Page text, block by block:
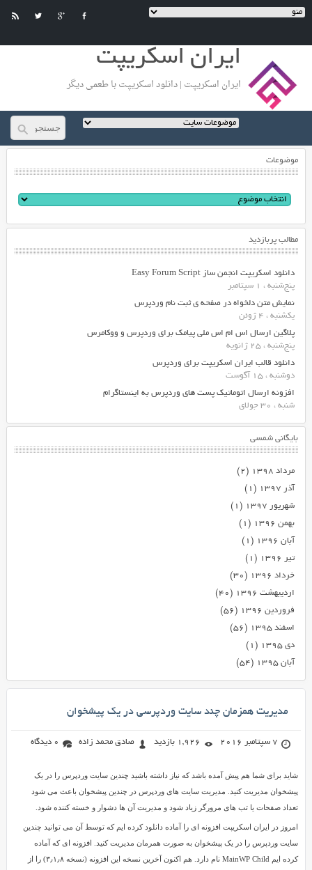
ایران اسکریپت
ایران اسکریپت | دانلود اسکریپت با طعمی دیگر
موضوعات
مطالب پربازدید
دانلود اسکریپت انجمن ساز Easy Forum Script
پنج‌شنبه ، 1 سپتامبر
نمایش متن دلخواه در صفحه ی ثبت نام وردپرس
یکشنبه ، 4 ژوئن
پلاگین ارسال اس ام اس ملی پیامک برای وردپرس و ووکامرس
پنج‌شنبه ، 25 ژانویه
دانلود قالب ایران اسکریپت برای وردپرس
دوشنبه ، 15 آگوست
افزونه ارسال اتوماتیک پست های وردپرس به اینستاگرام
شنبه ، 30 جولای
بایگانی شمسی
مرداد ۱۳۹۸
(۲)
آذر ۱۳۹۷
(۱)
شهریور ۱۳۹۷
(۱)
بهمن ۱۳۹۶
(۱)
آبان ۱۳۹۶
(۱)
تیر ۱۳۹۶
(۱)
خرداد ۱۳۹۶
(۳۰)
اردیبهشت ۱۳۹۶
(۴۰)
فروردین ۱۳۹۶
(۵۶)
اسفند ۱۳۹۵
(۵۶)
دی ۱۳۹۵
(۱)
آبان ۱۳۹۵
(۵۴)
مديريت همزمان چند سايت وردپرسی در يک پيشخوان
7 سپتامبر 2016 1,926 بازدید صادق محمد زاده 0 دیدگاه
شاید برای شما هم پیش آمده باشد که نیاز داشته باشید چندین سایت وردپرس را در یک
پیشخوان مدیریت کنید. مدیریت سایت های وردپرس در چندین پیشخوان باعث می شود
تعداد صفحات یا تب های مرورگر زیاد شود و مدیریت آن ها دشوار و خسته کننده شود.
امروز در ایران اسکریپت افزونه ای را آماده دانلود کرده ایم که توسط آن می توانید چندین
سایت وردپرس را در یک پیشخوان به صورت همرمان مدیریت کنید. افزونه ای که آماده
کرده ایم MainWP Child نام دارد. هم اکنون آخرین نسخه این افزونه (نسخه ۳٫۱٫۸) را از